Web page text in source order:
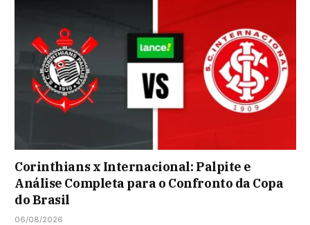
Corinthians x Internacional: Palpite e
Análise Completa para o Confronto da Copa
do Brasil
06/08/2026